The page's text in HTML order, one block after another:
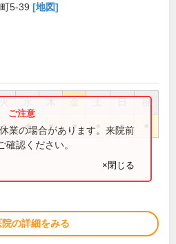
5-39 [地図]
祝
● ● ● ● ●
業の場合があります。来院前
認ください。
×閉じる
院の詳細をみる